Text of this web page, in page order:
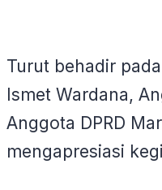
Turut behadir
Ismet Wardana,
Anggota DPRD
mengapresiasi